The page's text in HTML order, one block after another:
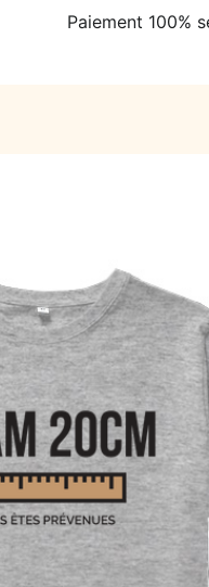
Paiement 100%